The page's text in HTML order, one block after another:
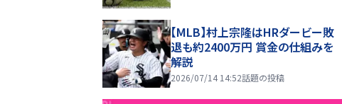
【MLB】村上宗隆はHRダービー敗
退も約2400万円 賞金の仕組みを
解説
2026/07/14 14:52話題の投稿